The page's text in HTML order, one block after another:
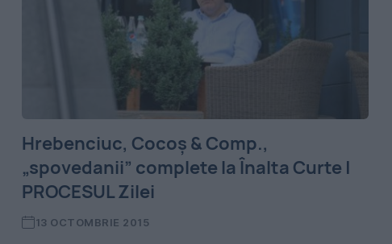
Hrebenciuc, Cocoș & Comp.,
„spovedanii” complete la Înalta Curte |
PROCESUL Zilei
13 OCTOMBRIE 2015